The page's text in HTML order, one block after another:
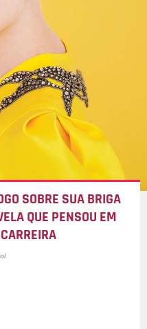
SOBRE SUA BRIGA
QUE PENSOU EM